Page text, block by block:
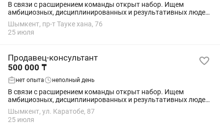
В связи с расширением команды открыт набор. Ищем
амбициозных, дисциплинированных и результативных людей,
готовых работать на высокий результат. Требования: •
ответственность и инициативность; •...
Шымкент, пр-т Тауке хана, 76
25 июля
Продавец-консультант
500 000 ₸
нет опыта неполный день
В связи с расширением команды открыт набор. Ищем
амбициозных, дисциплинированных и результативных людей,
готовых работать на высокий результат. Требования: •
ответственность и инициативность; •...
Шымкент, ул. Каратобе, 87
25 июля